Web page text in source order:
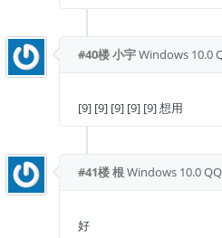
#40楼小宇Windows 10.0
[9] [9] [9] [9] [9] 想用
#41楼根Windows 10.0
好